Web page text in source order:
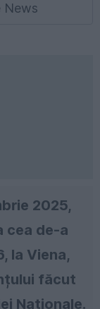
News
2025,
cea de-a
la Viena,
făcut
Naționale.